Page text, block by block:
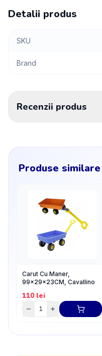
Detalii produs
SKU
Brand
Recenzii produs
Produse similare
Carut Cu Maner,
99x29x23CM, Cavallino
110 lei